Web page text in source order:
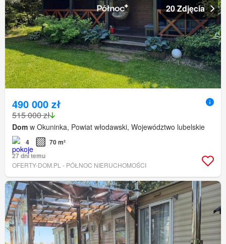
20 Zdjęcia
490 000 zł
515 000 zł
Dom w Okuninka, Powiat włodawski, Województwo lubelskie
4
70 m²
27 dni temu
OFERTY-DOM.PL - PÓŁNOC NIERUCHOMOŚCI